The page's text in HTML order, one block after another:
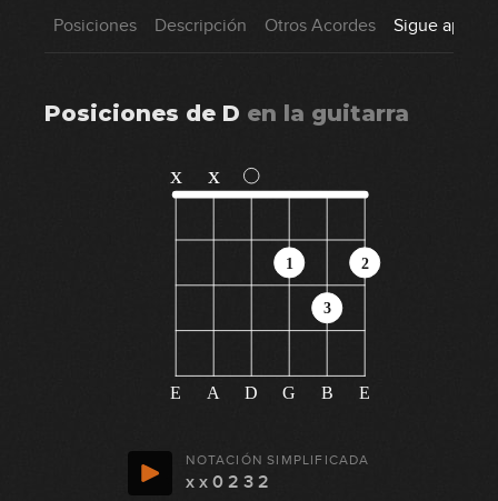
Posiciones Descripción Otros Acordes Sigue
Posiciones de D en la guitarra
E A D G B E
x x
1
3
2
NOTACIÓN SIMPLIFICADA
x x 0 2 3 2